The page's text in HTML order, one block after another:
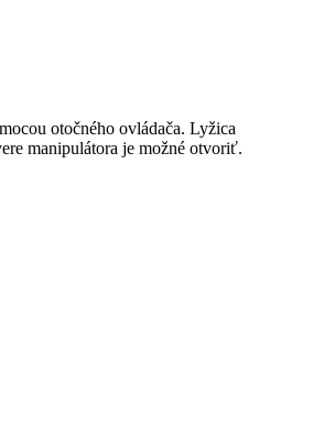
otočného ovládača. Lyžica
manipulátora je možné otvoriť.